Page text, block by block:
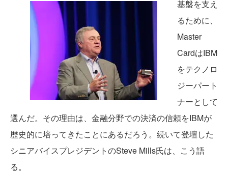
基盤を支え
るために、
Master
CardはIBM
をテクノロ
ジーパート
ナーとして
選んだ。その理由は、金融分野での決済の信頼をIBMが
歴史的に培ってきたことにあるだろう。続いて登壇した
シニアバイスプレジデントのSteve Mills氏は、こう語
る。